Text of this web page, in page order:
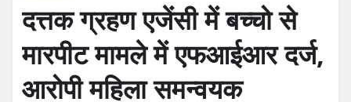
दत्तक ग्रहण एजेंसी में बच्चो से
मारपीट मामले में एफआईआर दर्ज,
आरोपी महिला समन्वयक